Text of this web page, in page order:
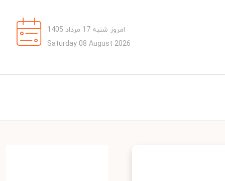
امروز شنبه 17 مرداد 1405
Saturday 08 August 2026